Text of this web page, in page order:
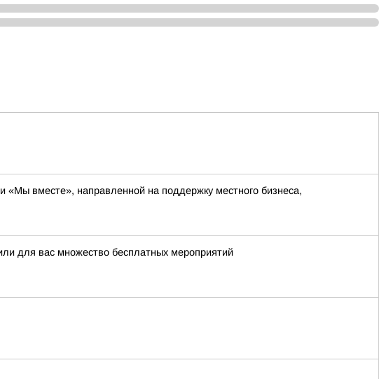
«Мы вместе», направленной на поддержку местного бизнеса,
для вас множество бесплатных мероприятий